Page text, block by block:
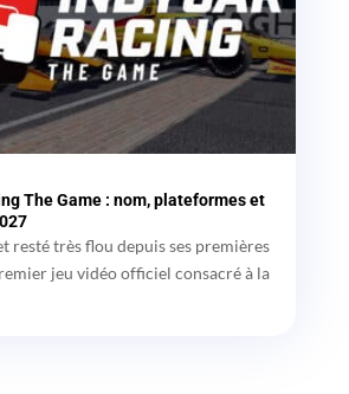
The Game : nom, plateformes et
resté très flou depuis ses premières
jeu vidéo officiel consacré à la